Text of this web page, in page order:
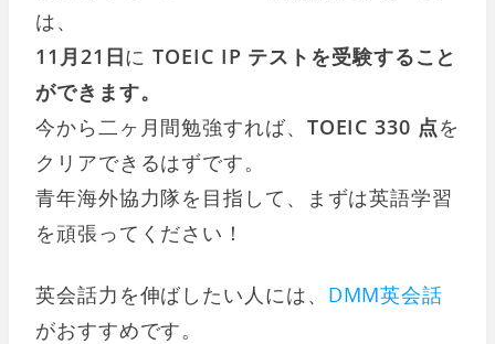
は、
11月21日にTOEIC IP テストを受験すること
ができます。
今から二ヶ月間勉強すれば、 TOEIC 330 点を
クリアできるはずです。
青年海外協力隊を目指して、まずは英語学習
を頑張ってください！
英会話力を伸ばしたい人には、 DMM英会話
がおすすめです。